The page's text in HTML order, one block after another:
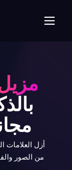
مزيل
أزل العلامات
من الصور